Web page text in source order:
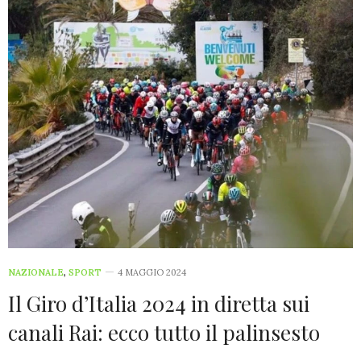
NAZIONALE, SPORT 4 MAGGIO 2024
Il Giro d’Italia 2024 in diretta sui
canali Rai: ecco tutto il palinsesto